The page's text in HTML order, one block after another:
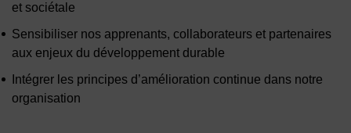
et sociétale
Sensibiliser nos apprenants, collaborateurs et partenaires
aux enjeux du développement durable
Intégrer les principes d’amélioration continue dans notre
organisation